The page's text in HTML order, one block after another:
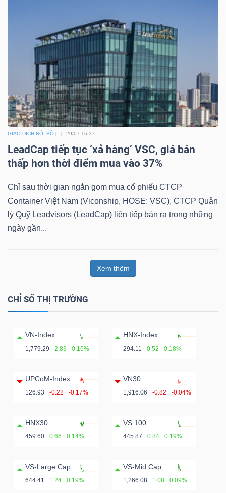
GIAO DỊCH NỘI BỘ 29/07 16:37
LeadCap tiếp tục ‘xả hàng’ VSC, giá bán
thấp hơn thời điểm mua vào 37%
Chỉ sau thời gian ngắn gom mua cổ phiếu CTCP
Container Việt Nam (Viconship, HOSE: VSC), CTCP Quản
lý Quỹ Leadvisors (LeadCap) liên tiếp bán ra trong những
ngày gần...
Xem thêm
CHỈ SỐ THỊ TRƯỜNG
VN-Index
1,779.29 2.83 0.16%
HNX-Index
294.11 0.52 0.18%
UPCoM-Index
126.93 -0.22 -0.17%
VN30
1,916.06 -0.82 -0.04%
HNX30
459.60 0.66 0.14%
VS 100
445.87 0.84 0.19%
VS-Large Cap
644.41 1.24 0.19%
VS-Mid Cap
1,266.08 1.08 0.09%